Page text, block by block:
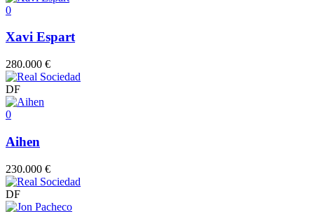
0
Xavi Espart
280.000 €
DF
0
Aihen
230.000 €
DF